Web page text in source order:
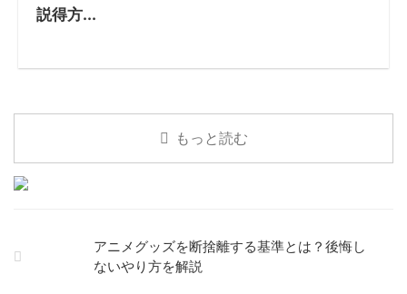
説得方...
もっと読む
アニメグッズを断捨離する基準とは？後悔し
ないやり方を解説